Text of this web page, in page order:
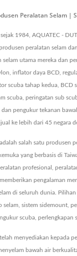
Peralatan Selam |
1984, AQUATEC -
peralatan selam
selam utama mereka dan
inflator daya BCD,
scuba tahap kedua, BCD
scuba, peringatan sub
dan pengukur tekanan
ke lebih dari 45 negara
salah satu produsen
yang berbasis di
profesional,
pengalaman
di seluruh dunia. Pilihan
selam, sistem sidemount,
scuba, perlengkapan
menyediakan kepada
bawah air